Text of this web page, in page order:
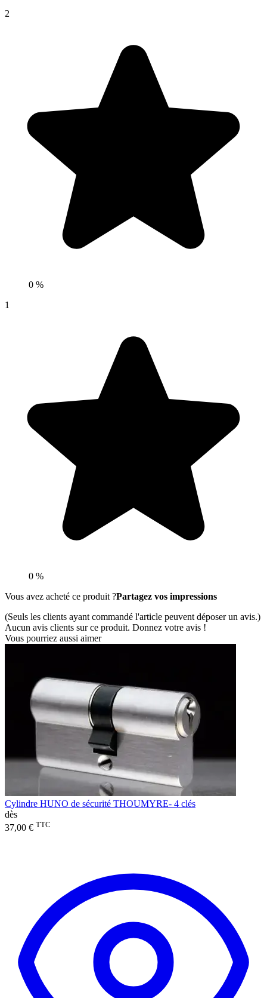
2
0 %
1
0 %
Vous avez acheté ce produit ?Partagez vos impressions
(Seuls les clients ayant commandé l'article peuvent déposer un avis.)
Aucun avis clients sur ce produit. Donnez votre avis !
Vous pourriez aussi aimer
Cylindre HUNO de sécurité THOUMYRE- 4 clés
dès
37,00 € TTC